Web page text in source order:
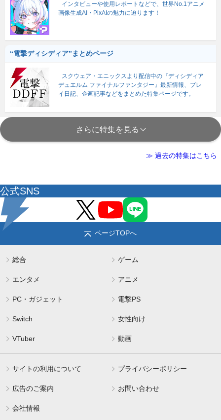
インタビューや使用レポートなどで、世界No.1アニメ
画像生成AI・PixAIの魅力に迫ります！
“電撃ディシディア”まとめページ
スクウェア・エニックスより配信中の『ディシディア
デュエルム ファイナルファンタジー』最新情報、プレ
イ日記、企画記事などをまとめた特集ページです。
さらに特集を見る
≫ 過去の特集はこちら
公式SNS
ページTOPへ
総合 ゲーム
エンタメ アニメ
PC・ガジェット 電撃PS
Switch 女性向け
VTuber 動画
サイトの利用について プライバシーポリシー
広告のご案内 お問い合わせ
会社情報